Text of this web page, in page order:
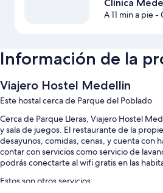
Clínica
A 11 min a pie-
Información de la
Viajero Hostel Medellin
Este hostal cerca de Parque del Poblado
Cerca de Parque Lleras, Viajero Hostel
y sala de juegos. El restaurante de la
desayunos, comidas, cenas, y cuenta con
contar con servicios como servicio de
podrás conectarte al wifi gratis en las
Estos son otros servicios: